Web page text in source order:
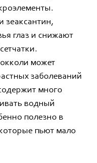
зеаксантин,
глаз и снижают
может
заболеваний
много
водный
полезно в
пьют мало